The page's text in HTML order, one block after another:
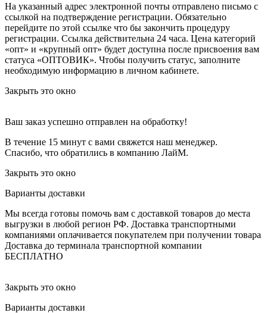
На указанный адрес электронной почты отправлено письмо с
ссылкой на подтверждение регистрации. Обязательно
перейдите по этой ссылке что бы закончить процедуру
регистрации. Ссылка действительна 24 часа. Цена категорий
«опт» и «крупный опт» будет доступна после присвоения вам
статуса «ОПТОВИК». Чтобы получить статус, заполните
необходимую информацию в личном кабинете.
Закрыть это окно
Ваш заказ успешно отправлен на обработку!
В течение 15 минут с вами свяжется наш менеджер.
Спасибо, что обратились в компанию ЛайМ.
Закрыть это окно
Варианты доставки
Мы всегда готовы помочь вам с доставкой товаров до места
выгрузки в любой регион РФ. Доставка транспортными
компаниями оплачивается покупателем при получении товара
Доставка до терминала транспортной компании
БЕСПЛАТНО
Закрыть это окно
Варианты доставки